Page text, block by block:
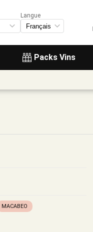
Packs Vins
Langue
MACABEO